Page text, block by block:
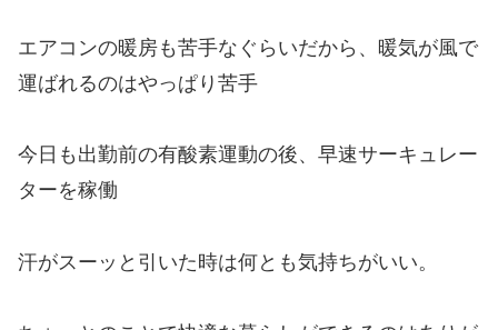
エアコンの暖房も苦手なぐらいだから、暖気が風で
運ばれるのはやっぱり苦手
今日も出勤前の有酸素運動の後、早速サーキュレー
ターを稼働
汗がスーッと引いた時は何とも気持ちがいい。